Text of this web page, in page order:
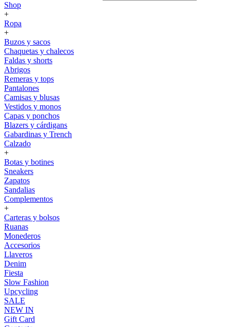
Shop
+
Ropa
+
Buzos y sacos
Chaquetas y chalecos
Faldas y shorts
Abrigos
Remeras y tops
Pantalones
Camisas y blusas
Vestidos y monos
Capas y ponchos
Blazers y cárdigans
Gabardinas y Trench
Calzado
+
Botas y botines
Sneakers
Zapatos
Sandalias
Complementos
+
Carteras y bolsos
Ruanas
Monederos
Accesorios
Llaveros
Denim
Fiesta
Slow Fashion
Upcycling
SALE
NEW IN
Gift Card